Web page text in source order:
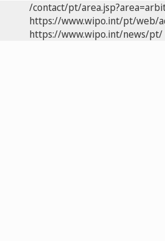
/contact/pt/
https://www.wipo.int/pt/web/
https://www.wipo.int/news/pt/